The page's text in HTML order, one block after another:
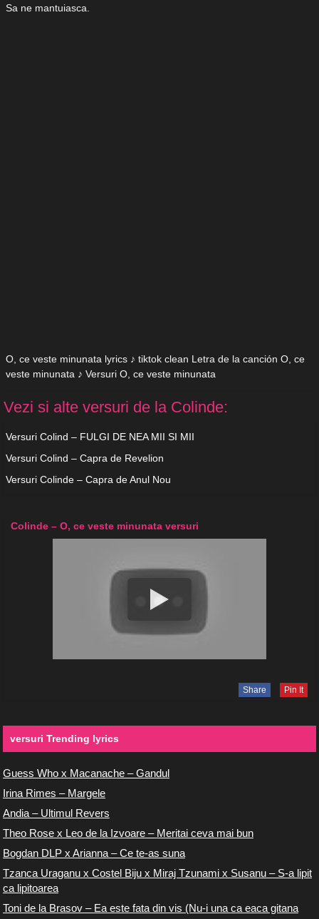
Sa ne mantuiasca.
O, ce veste minunata lyrics ♪ tiktok clean Letra de la canción O, ce
veste minunata ♪ Versuri O, ce veste minunata
Vezi si alte versuri de la Colinde:
Versuri Colind – FULGI DE NEA MII SI MII
Versuri Colind – Capra de Revelion
Versuri Colinde – Capra de Anul Nou
Colinde – O, ce veste minunata versuri
Share Pin It
versuri Trending lyrics
Guess Who x Macanache – Gandul
Irina Rimes – Margele
Andia – Ultimul Revers
Theo Rose x Leo de la Izvoare – Meritai ceva mai bun
Bogdan DLP x Arianna – Ce te-as suna
Tzanca Uraganu x Costel Biju x Miraj Tzunami x Susanu – S-a lipit
ca lipitoarea
Toni de la Brasov – Ea este fata din vis (Nu-i una ca eaca gitana